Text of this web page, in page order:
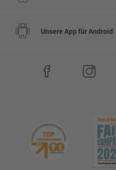
Unsere App für Android